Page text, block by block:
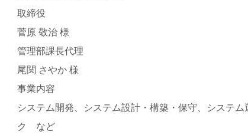
取締役
菅原 敬治 様
管理部課長代理
尾関 さやか 様
事業内容
システム開発、システム設計・構築・保守、システム
ク など